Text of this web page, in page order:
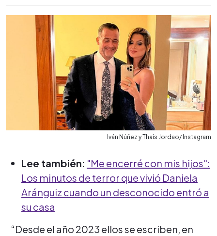
Iván Núñez y Thais Jordao/ Instagram
Lee también: "Me encerré con mis hijos":
Los minutos de terror que vivió Daniela
Aránguiz cuando un desconocido entró a
su casa
“Desde el año 2023 ellos se escriben, en